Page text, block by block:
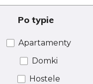
Po typie
Apartamenty
Domki
Hostele